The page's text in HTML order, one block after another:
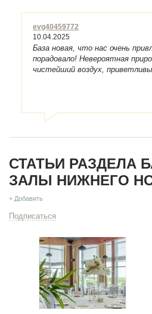
evg40459772
10.04.2025
База новая, что нас очень
порадовало! Невероятная
чистейший воздух,
СТАТЬИ РАЗДЕЛА
ЗАЛЫ НИЖНЕГО
+ Добавить
Подписаться